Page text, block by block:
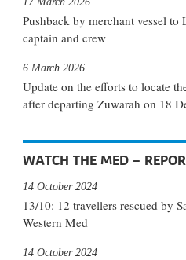
Pushback by merchant vessel
captain and crew
Update on the efforts to locate
after departing Zuwarah on 18
6 March 2026
WATCH THE MED –
13/10: 12 travellers rescued by
Western Med
14 October 2024
14 October 2024